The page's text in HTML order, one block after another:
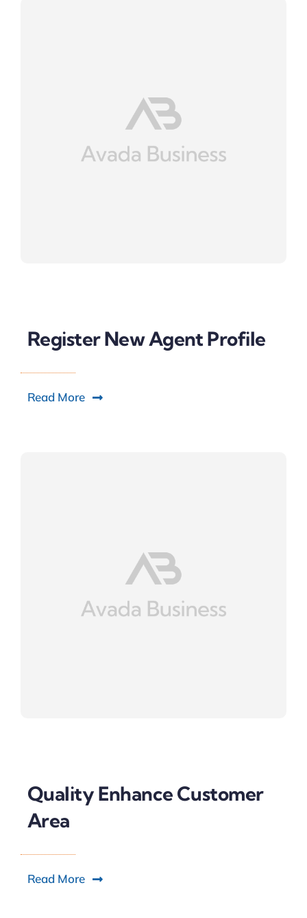
Register New Agent Profile
Read More
Quality Enhance Customer
Area
Read More